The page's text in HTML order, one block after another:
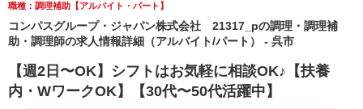
職種：調理補助【アルバイト・パート】
コンパスグループ・ジャパン株式会社 21317_pの調理・調理補
助・調理師の求人情報詳細（アルバイト/パート） - 呉市
【週2日〜OK】シフトはお気軽に相談OK♪【扶養
内・WワークOK】【30代〜50代活躍中】